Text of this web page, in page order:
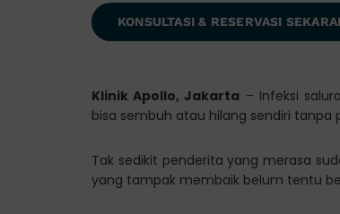
KONSULTASI & RESERVASI
Klinik Apollo, Jakarta – Infeksi
bisa sembuh atau hilang sendiri tanpa
Tak sedikit penderita yang merasa
yang tampak membaik belum tentu